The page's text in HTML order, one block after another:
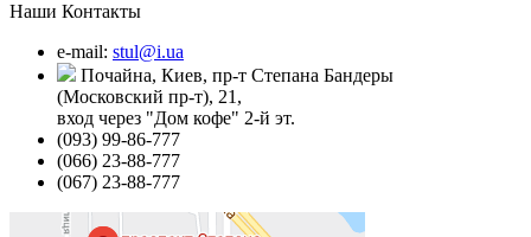
Наши Контакты
e-mail: stul@i.ua
Почайна, Киев, пр-т Степана Бандеры
(Московский пр-т), 21,
вход через "Дом кофе" 2-й эт.
(093) 99-86-777
(066) 23-88-777
(067) 23-88-777